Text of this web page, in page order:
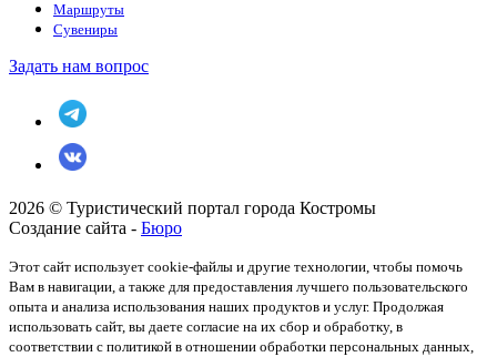
Маршруты
Сувениры
Задать нам вопрос
2026 © Туристический портал города Костромы
Создание сайта - Бюро
Этот сайт использует cookie-файлы и другие технологии, чтобы помочь
Вам в навигации, а также для предоставления лучшего пользовательского
опыта и анализа использования наших продуктов и услуг. Продолжая
использовать сайт, вы даете согласие на их сбор и обработку, в
соответствии с политикой в отношении обработки персональных данных,